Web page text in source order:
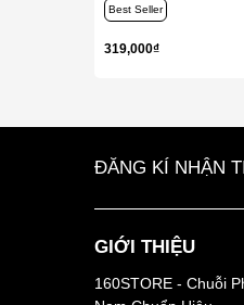
Best Seller
319,000₫
ĐĂNG KÍ NHẬN
GIỚI THIỆU
160STORE - Chuỗi